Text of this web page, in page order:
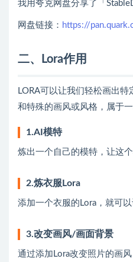
我用夸克网盘分享了「
网盘链接： https://
二、Lora作用
LORA可以让我们轻松画出
和特殊的画风或风格，属于
1.AI模特
炼出一个自己的模特，让这
2.炼衣服Lora
添加一个衣服的Lora，就可
3.改变画风/画面背景
通过添加Lora改变照片的画